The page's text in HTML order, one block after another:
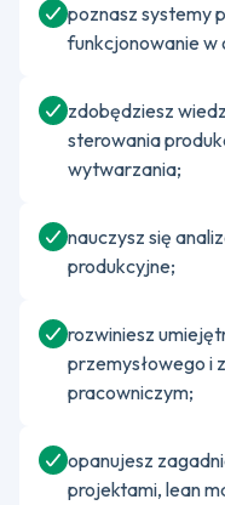
poznasz systemy
funkcjonowanie w
zdobędziesz
sterowania
wytwarzania;
nauczysz się
produkcyjne;
rozwiniesz
przemysłowego i
pracowniczym;
opanujesz
projektami, lean